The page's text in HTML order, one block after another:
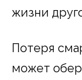
жизни
Потеря
может